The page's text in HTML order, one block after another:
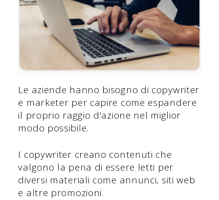
Le aziende hanno bisogno di copywriter
e marketer per capire come espandere
il proprio raggio d'azione nel miglior
modo possibile.
I copywriter creano contenuti che
valgono la pena di essere letti per
diversi materiali come annunci, siti web
e altre promozioni.